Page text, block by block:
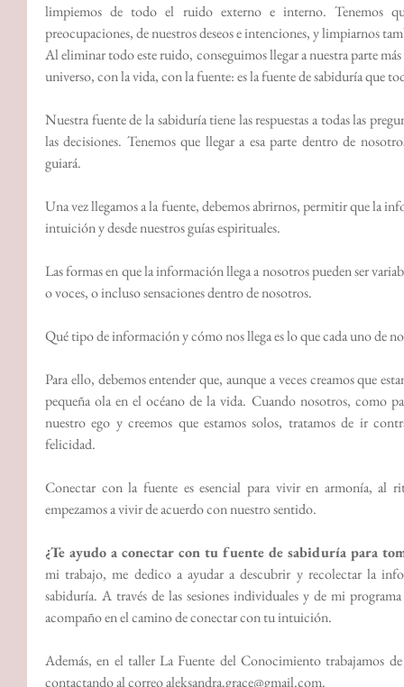
limpiemos de todo el ruido externo e interno. Tenemos
preocupaciones, de nuestros deseos e intenciones, y limpiarnos
Al eliminar todo este ruido, conseguimos llegar a nuestra parte
universo, con la vida, con la fuente: es la fuente de sabiduría que
Nuestra fuente de la sabiduría tiene las respuestas a todas las
las decisiones. Tenemos que llegar a esa parte dentro de
guiará.
Una vez llegamos a la fuente, debemos abrirnos, permitir que la
intuición y desde nuestros guías espirituales.
Las formas en que la información llega a nosotros pueden ser
o voces, o incluso sensaciones dentro de nosotros.
Qué tipo de información y cómo nos llega es lo que cada uno de
Para ello, debemos entender que, aunque a veces creamos que
pequeña ola en el océano de la vida. Cuando nosotros, como
nuestro ego y creemos que estamos solos, tratamos de ir
felicidad.
Conectar con la fuente es esencial para vivir en armonía, al
empezamos a vivir de acuerdo con nuestro sentido.
¿Te ayudo a conectar con tu fuente de sabiduría para
mi trabajo, me dedico a ayudar a descubrir y recolectar la
sabiduría. A través de las sesiones individuales y de mi
acompaño en el camino de conectar con tu intuición.
Además, en el taller La Fuente del Conocimiento trabajamos
contactando al correo aleksandra.grace@gmail.com.